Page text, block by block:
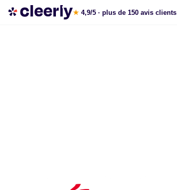
La gestion de patrimoine avec Cleerly
★ 4,9/5 · plus de 150 avis clients